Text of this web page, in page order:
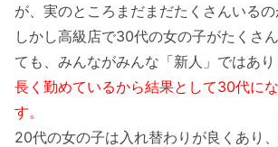
が、実のところまだまだたくさんいるの
しかし高級店で30代の女の子がたくさ
ても、みんながみんな「新人」ではあり
長く勤めているから結果として30代に
す。
20代の女の子は入れ替わりが良くあり